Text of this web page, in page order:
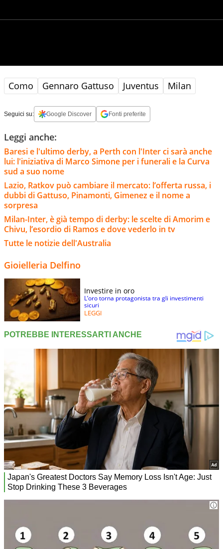
Como Gennaro Gattuso Juventus Milan
Seguici su: Google Discover Fonti preferite
Leggi anche:
Baresi e l'ultimo derby, a Perth con l'Inter ci sarà anche
lui: l'iniziativa di Marco Simone per i funerali e la Curva
sud a suo nome
Lazio, Ratkov può cambiare il mercato: l’offerta russa, i
dubbi di Gattuso, Pinamonti, Gimenez e il nome a
sorpresa
Milan-Inter, è già tempo di derby: le scelte di Amorim e
Chivu, l’esordio di Ramos e dove vederlo in tv
Tutte le notizie dell'Australia
Gioielleria Delfino
Investire in oro
L’oro torna protagonista tra gli investimenti
sicuri
LEGGI